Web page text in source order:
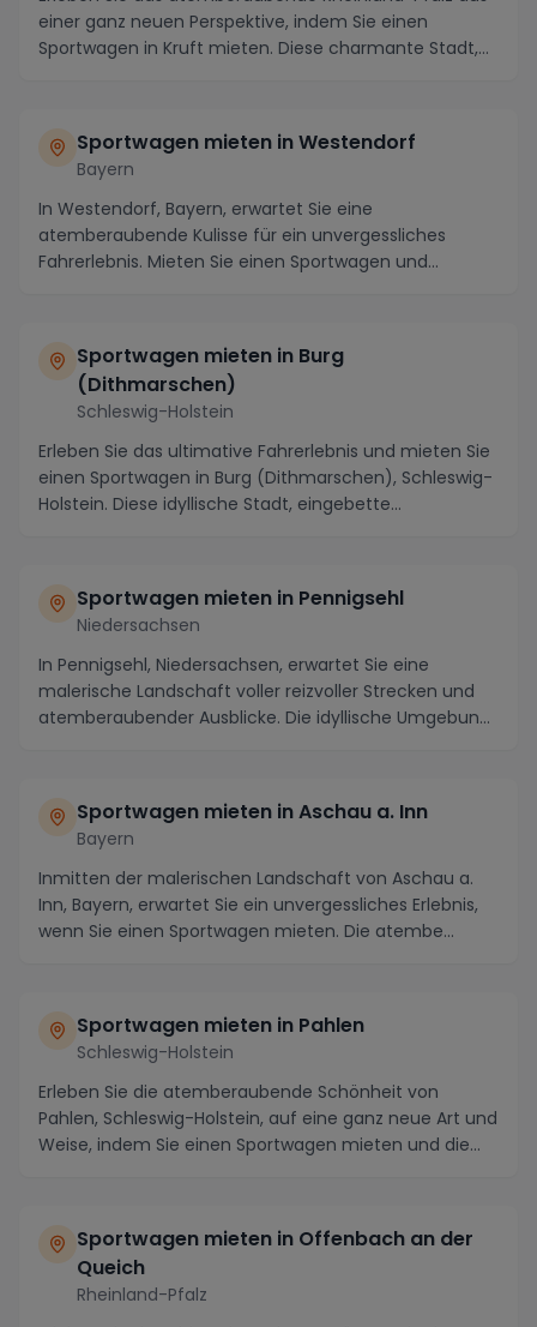
einer ganz neuen Perspektive, indem Sie einen
Sportwagen in Kruft mieten. Diese charmante Stadt,
Sportwagen mieten in Westendorf
Bayern
In Westendorf, Bayern, erwartet Sie eine
atemberaubende Kulisse für ein unvergessliches
Fahrerlebnis. Mieten Sie einen Sportwagen und
Sportwagen mieten in Burg
(Dithmarschen)
Schleswig-Holstein
Erleben Sie das ultimative Fahrerlebnis und mieten Sie
einen Sportwagen in Burg (Dithmarschen), Schleswig-
Holstein. Diese idyllische Stadt, eingebette...
Sportwagen mieten in Pennigsehl
Niedersachsen
In Pennigsehl, Niedersachsen, erwartet Sie eine
malerische Landschaft voller reizvoller Strecken und
atemberaubender Ausblicke. Die idyllische Umgebun...
Sportwagen mieten in Aschau a. Inn
Bayern
Inmitten der malerischen Landschaft von Aschau a.
Inn, Bayern, erwartet Sie ein unvergessliches Erlebnis,
wenn Sie einen Sportwagen mieten. Die atembe...
Sportwagen mieten in Pahlen
Schleswig-Holstein
Erleben Sie die atemberaubende Schönheit von
Pahlen, Schleswig-Holstein, auf eine ganz neue Art und
Weise, indem Sie einen Sportwagen mieten und die
Sportwagen mieten in Offenbach an der
Queich
Rheinland-Pfalz